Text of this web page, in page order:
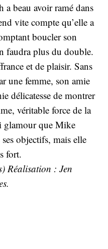
a beau avoir ramé dans
vite compte qu’elle a
boucler son
faudra plus du double.
et de plaisir. Sans
une femme, son amie
délicatesse de montrer
véritable force de la
glamour que Mike
objectifs, mais elle
fort.
Réalisation : Jen